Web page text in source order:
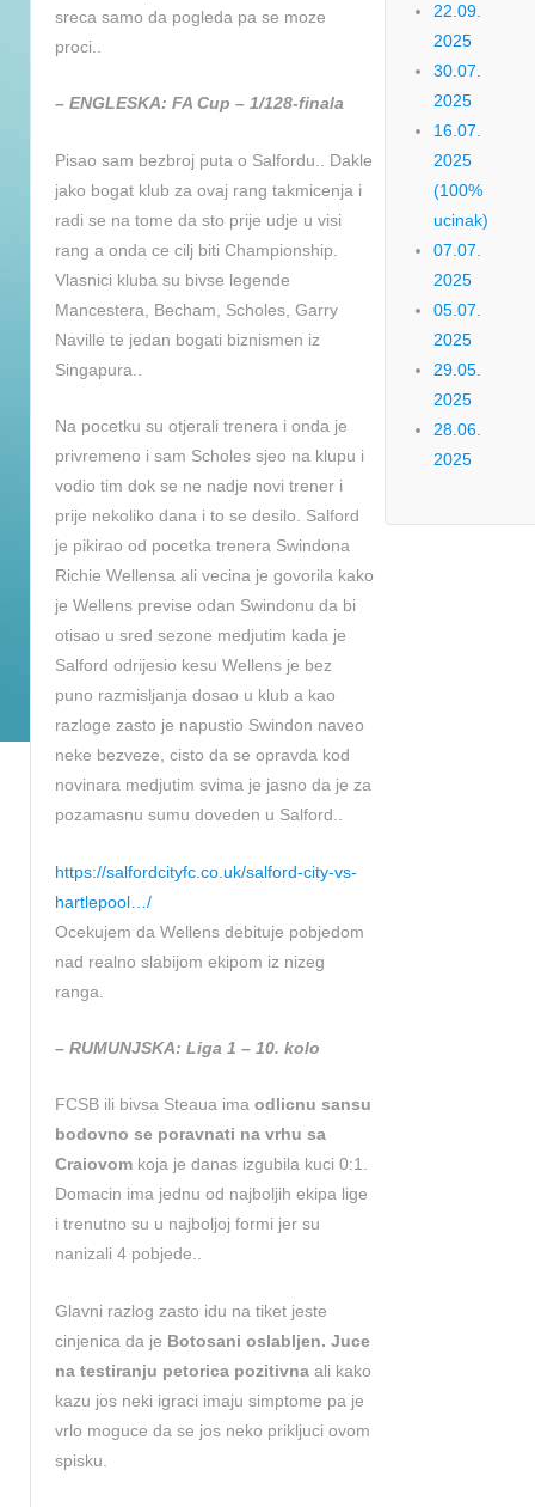
sreca samo da pogleda pa se moze
proci..
– ENGLESKA: FA Cup – 1/128-finala
Pisao sam bezbroj puta o Salfordu.. Dakle
jako bogat klub za ovaj rang takmicenja i
radi se na tome da sto prije udje u visi
rang a onda ce cilj biti Championship.
Vlasnici kluba su bivse legende
Mancestera, Becham, Scholes, Garry
Naville te jedan bogati biznismen iz
Singapura..
Na pocetku su otjerali trenera i onda je
privremeno i sam Scholes sjeo na klupu i
vodio tim dok se ne nadje novi trener i
prije nekoliko dana i to se desilo. Salford
je pikirao od pocetka trenera Swindona
Richie Wellensa ali vecina je govorila kako
je Wellens previse odan Swindonu da bi
otisao u sred sezone medjutim kada je
Salford odrijesio kesu Wellens je bez
puno razmisljanja dosao u klub a kao
razloge zasto je napustio Swindon naveo
neke bezveze, cisto da se opravda kod
novinara medjutim svima je jasno da je za
pozamasnu sumu doveden u Salford..
https://salfordcityfc.co.uk/salford-city-vs-
hartlepool…/
Ocekujem da Wellens debituje pobjedom
nad realno slabijom ekipom iz nizeg
ranga.
– RUMUNJSKA: Liga 1 – 10. kolo
FCSB ili bivsa Steaua ima odlicnu sansu
bodovno se poravnati na vrhu sa
Craiovom koja je danas izgubila kuci 0:1.
Domacin ima jednu od najboljih ekipa lige
i trenutno su u najboljoj formi jer su
nanizali 4 pobjede..
Glavni razlog zasto idu na tiket jeste
cinjenica da je Botosani oslabljen. Juce
na testiranju petorica pozitivna ali kako
kazu jos neki igraci imaju simptome pa je
vrlo moguce da se jos neko prikljuci ovom
spisku.
22.09.
2025
30.07.
2025
16.07.
2025
(100%
ucinak)
07.07.
2025
05.07.
2025
29.05.
2025
28.06.
2025